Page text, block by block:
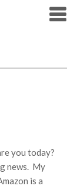
you today?
news. My
is a